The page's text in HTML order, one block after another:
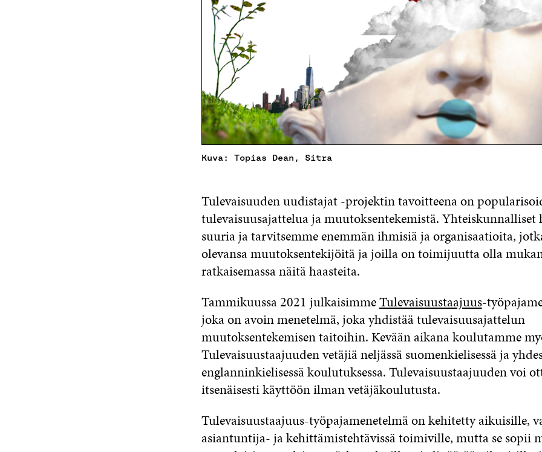
Kuva: Topias Dean, Sitra
Tulevaisuuden uudistajat -projektin tavoitteena on
tulevaisuusajattelua ja muutoksentekemistä. Yhteiskunnalliset
suuria ja tarvitsemme enemmän ihmisiä ja organisaatioita,
olevansa muutoksentekijöitä ja joilla on toimijuutta olla
ratkaisemassa näitä haasteita.
Tammikuussa 2021 julkaisimmeTulevaisuustaajuus-
joka on avoin menetelmä, joka yhdistää tulevaisuusajattelun
muutoksentekemisen taitoihin. Kevään aikana koulutamme
Tulevaisuustaajuuden vetäjiä neljässä suomenkielisessä ja
englanninkielisessä koulutuksessa. Tulevaisuustaajuuden voi
itsenäisesti käyttöön ilman vetäjäkoulutusta.
Tulevaisuustaajuus-työpajamenetelmä on kehitetty aikuisille,
asiantuntija- ja kehittämistehtävissä toimiville, mutta se sopii